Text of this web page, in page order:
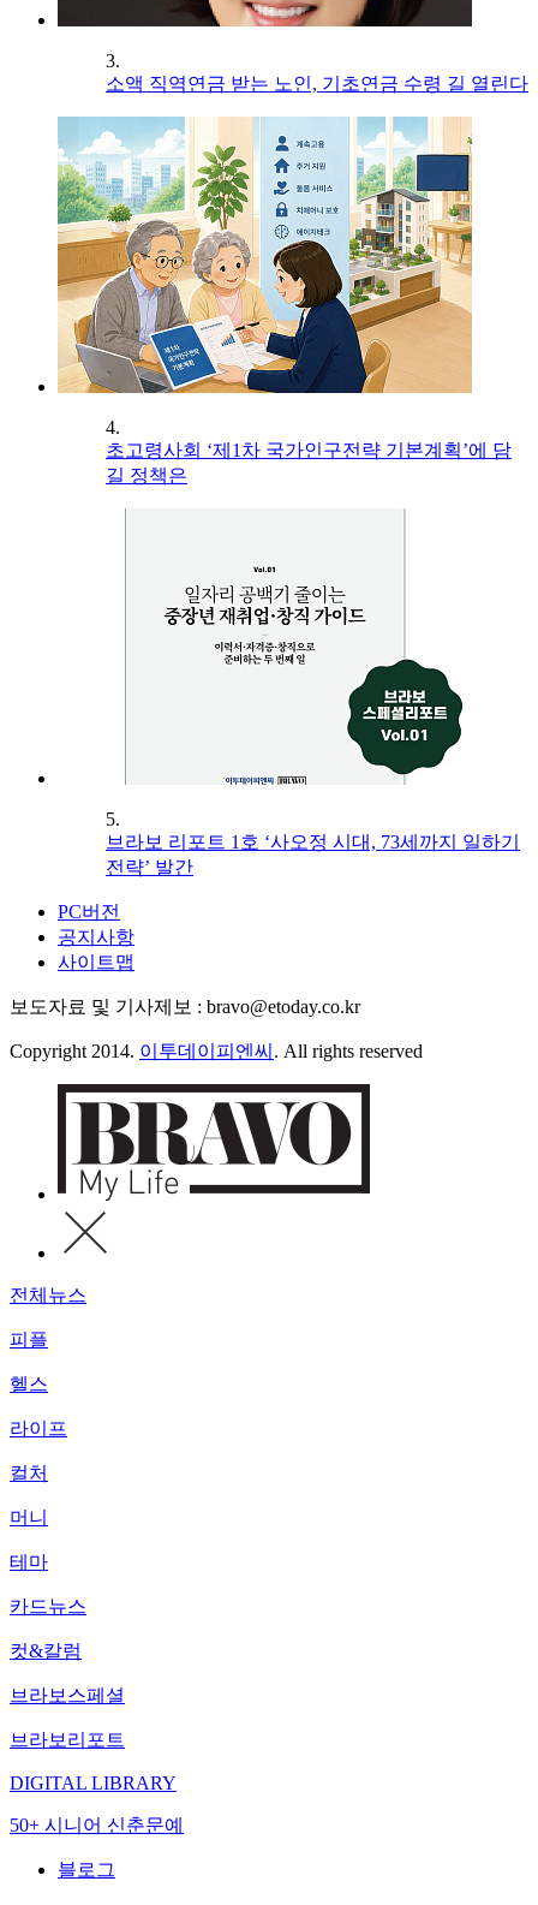
3.
소액 직역연금 받는 노인, 기초연금 수령 길 열린다
4.
초고령사회 ‘제1차 국가인구전략 기본계획’에 담
길 정책은
5.
브라보 리포트 1호 ‘사오정 시대, 73세까지 일하기
전략’ 발간
PC버전
공지사항
사이트맵
보도자료 및 기사제보 : bravo@etoday.co.kr
Copyright 2014. 이투데이피엔씨 . All rights reserved
전체뉴스
피플
헬스
라이프
컬처
머니
테마
카드뉴스
컷&칼럼
브라보스페셜
브라보리포트
DIGITAL LIBRARY
50+ 시니어 신춘문예
블로그